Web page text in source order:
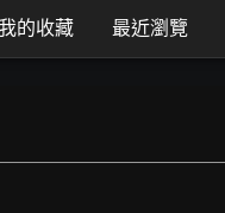
的收藏 最近瀏覽